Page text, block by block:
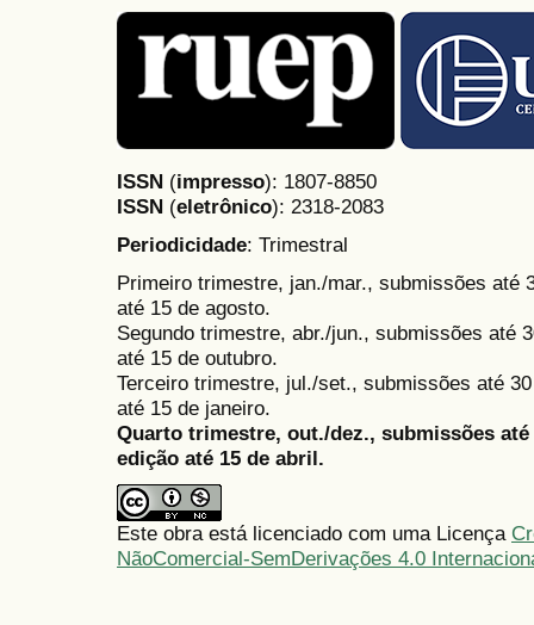
ISSN (impresso): 1807-8850
ISSN (eletrônico): 2318-2083
Periodicidade: Trimestral
Primeiro trimestre, jan./mar., submissões até
até 15 de agosto.
Segundo trimestre, abr./jun., submissões até
até 15 de outubro.
Terceiro trimestre, jul./set., submissões até
até 15 de janeiro.
Quarto trimestre, out./dez., submissões
edição até 15 de abril.
Este obra está licenciado com uma Licença
NãoComercial-SemDerivações 4.0